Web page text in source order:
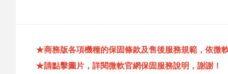
★商務版各項機種的保固條款及售後服務規範，依微軟
★請點擊圖片，詳閱微軟官網保固服務說明，謝謝！